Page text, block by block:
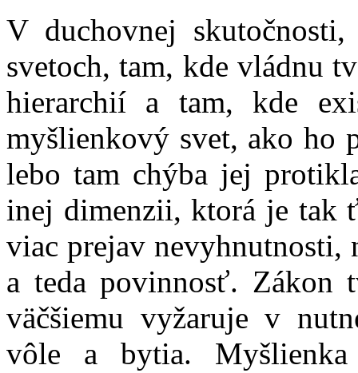
V duchovnej
svetoch, tam, kde vládnu
hierarchií a tam, kde
myšlienkový svet, ako ho
lebo tam chýba jej
inej dimenzii, ktorá je tak
viac prejav nevyhnutnosti,
a teda povinnosť. Zákon
väčšiemu vyžaruje v
vôle a bytia.